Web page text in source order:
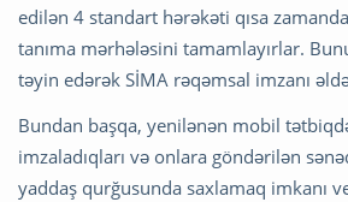
edilən 4 standart hərəkəti qısa
tanıma mərhələsini tamamlayırlar.
təyin edərək SİMA rəqəmsal imzanı
Bundan başqa, yenilənən mobil
imzaladıqları və onlara göndərilən
yaddaş qurğusunda saxlamaq imkanı